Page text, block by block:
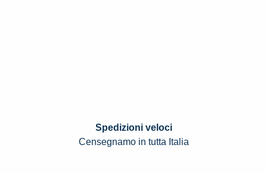
Spedizioni veloci
Censegnamo in tutta Italia